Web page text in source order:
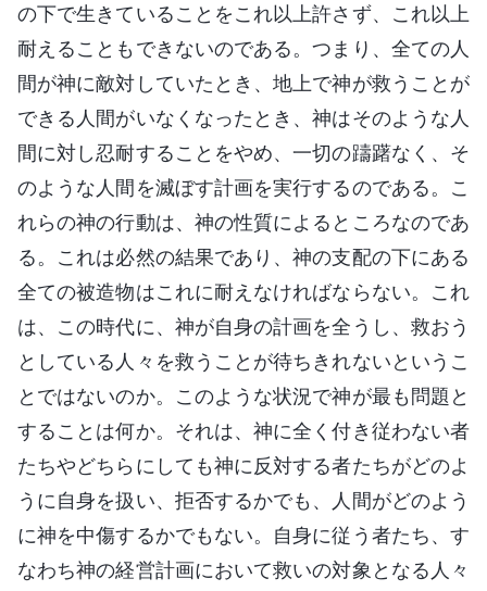
の下で生きていることをこれ以上許さず、これ以上
耐えることもできないのである。つまり、全ての人
間が神に敵対していたとき、地上で神が救うことが
できる人間がいなくなったとき、神はそのような人
間に対し忍耐することをやめ、一切の躊躇なく、そ
のような人間を滅ぼす計画を実行するのである。こ
れらの神の行動は、神の性質によるところなのであ
る。これは必然の結果であり、神の支配の下にある
全ての被造物はこれに耐えなければならない。これ
は、この時代に、神が自身の計画を全うし、救おう
としている人々を救うことが待ちきれないというこ
とではないのか。このような状況で神が最も問題と
することは何か。それは、神に全く付き従わない者
たちやどちらにしても神に反対する者たちがどのよ
うに自身を扱い、拒否するかでも、人間がどのよう
に神を中傷するかでもない。自身に従う者たち、す
なわち神の経営計画において救いの対象となる人々